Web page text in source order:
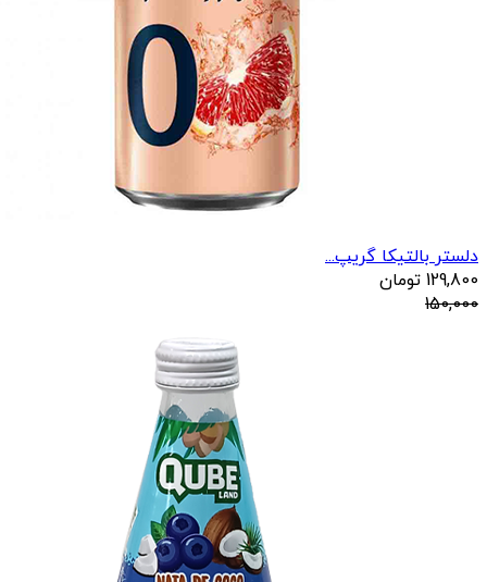
دلستر بالتیکا گریپ...
129,800 تومان
150,000